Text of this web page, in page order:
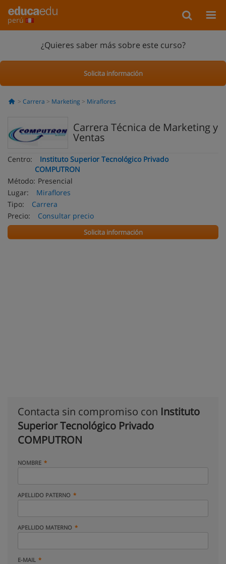
perú
¿Quieres saber más sobre este curso?
Solicita información
Carrera Marketing Miraflores
Carrera Técnica de Marketing y
Ventas
Centro:
Instituto Superior Tecnológico Privado
COMPUTRON
Método: Presencial
Lugar:
Miraflores
Tipo:
Carrera
Precio:
Consultar precio
Solicita información
Contacta sin compromiso con Instituto
Superior Tecnológico Privado
COMPUTRON
NOMBRE
APELLIDO PATERNO
APELLIDO MATERNO
E-MAIL